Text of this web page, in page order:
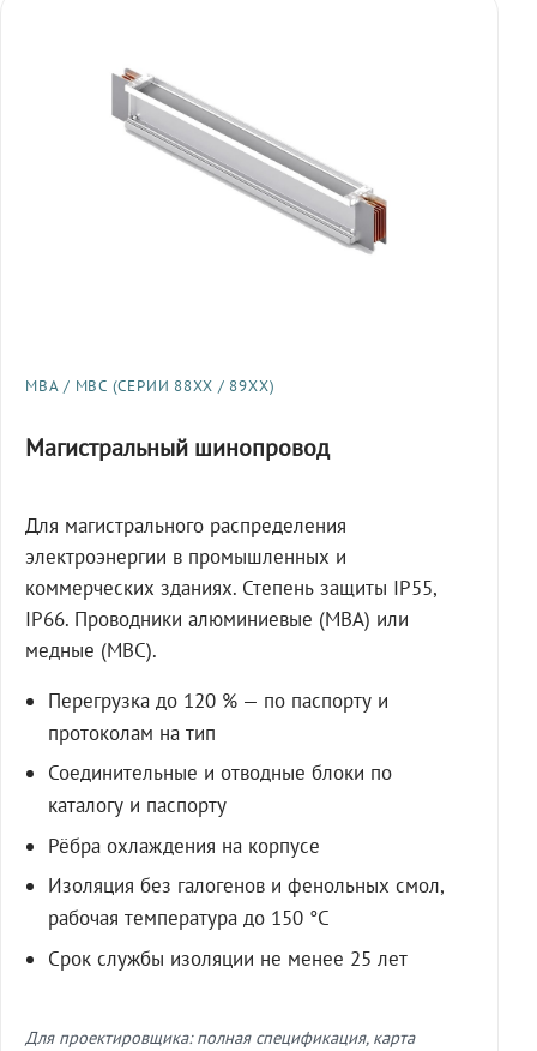
МВА / МВС (СЕРИИ 88XX / 89XX)
Магистральный шинопровод
Для магистрального распределения
электроэнергии в промышленных и
коммерческих зданиях. Степень защиты IP55,
IP66. Проводники алюминиевые (МВА) или
медные (МВС).
Перегрузка до 120 % — по паспорту и
протоколам на тип
Соединительные и отводные блоки по
каталогу и паспорту
Рёбра охлаждения на корпусе
Изоляция без галогенов и фенольных смол,
рабочая температура до 150 °C
Срок службы изоляции не менее 25 лет
Для проектировщика: полная спецификация, карта